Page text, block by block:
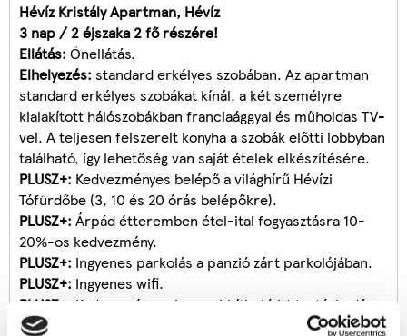
Hévíz Kristály Apartman, Hévíz
3 nap / 2 éjszaka 2 fő részére!
Ellátás: Önellátás.
Elhelyezés: standard erkélyes szobában. Az apartman
standard erkélyes szobákat kínál, a két személyre
kialakított hálószobákban franciaággyal és műholdas TV-
vel. A teljesen felszerelt konyha a szobák előtti lobbyban
található, így lehetőség van saját ételek elkészítésére.
PLUSZ+: Kedvezményes belépő a világhírű Hévízi
Tófürdőbe (3, 10 és 20 órás belépőkre).
PLUSZ+: Árpád étteremben étel-ital fogyasztásra 10-
20%-os kedvezmény.
PLUSZ+: Ingyenes parkolás a panzió zárt parkolójában.
PLUSZ+: Ingyenes wifi.
PLUSZ+: Kedvezményes hosszabbítható itt tartózkodás.
PLUSZ+: